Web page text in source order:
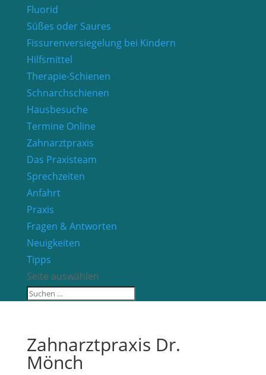
Fluorid
Süßes oder Saures
Fissurenversiegelung bei Kindern
Hilfsmittel
Therapie-Schienen
Schnarchschienen
Hausbesuche
Termine Online
Zahnarztpraxis
Das Praxisteam
Sprechzeiten
Anfahrt
Praxis
Fragen & Antworten
Neuigkeiten
Tipps
Seite auswählen
Zahnarztpraxis Dr.
Mönch